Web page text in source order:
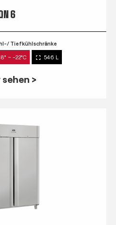
QN 6
Tiefkühlschränke
~ -22°C 546 L
>